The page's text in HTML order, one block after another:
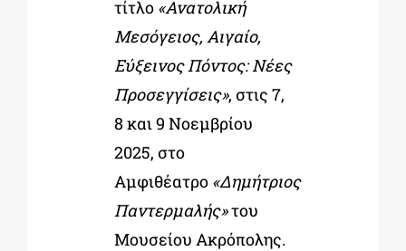
τίτλο «Ανατολική
Μεσόγειος, Αιγαίο,
Εύξεινος Πόντος: Νέες
Προσεγγίσεις», στις 7,
8 και 9 Νοεμβρίου
2025, στο
Αμφιθέατρο «Δημήτριος
Παντερμαλής»του
Μουσείου Ακρόπολης.